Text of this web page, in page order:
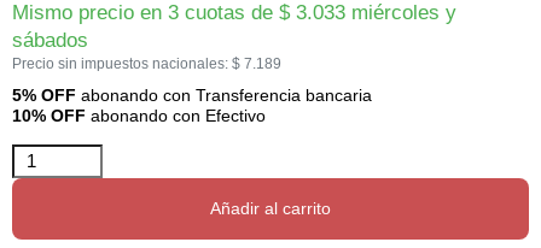
Mismo precio en 3 cuotas de $3.033 miércoles y
sábados
Precio sin impuestos nacionales: $ 7.189
5% OFF abonando con Transferencia bancaria
10% OFF abonando con Efectivo
Añadir al carrito